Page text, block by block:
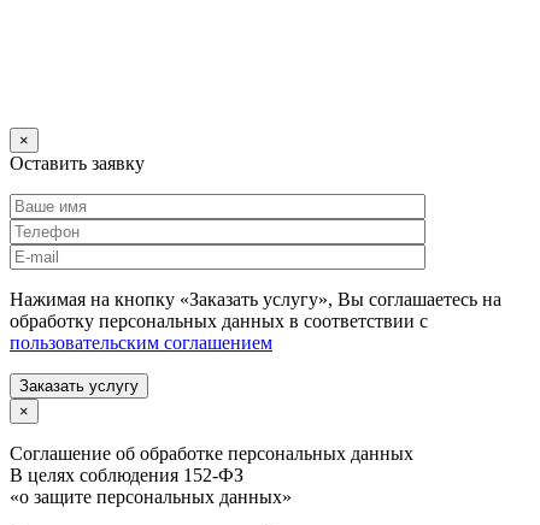
×
Оставить заявку
Нажимая на кнопку «Заказать услугу», Вы соглашаетесь на
обработку персональных данных в соответствии с
пользовательским соглашением
Заказать услугу
×
Соглашение об обработке персональных данных
В целях соблюдения 152-ФЗ
«о защите персональных данных»